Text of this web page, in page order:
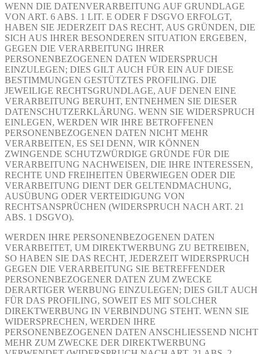
WENN DIE DATENVERARBEITUNG AUF GRUNDLAGE
VON ART. 6 ABS. 1 LIT. E ODER F DSGVO ERFOLGT,
HABEN SIE JEDERZEIT DAS RECHT, AUS GRÜNDEN, DIE
SICH AUS IHRER BESONDEREN SITUATION ERGEBEN,
GEGEN DIE VERARBEITUNG IHRER
PERSONENBEZOGENEN DATEN WIDERSPRUCH
EINZULEGEN; DIES GILT AUCH FÜR EIN AUF DIESE
BESTIMMUNGEN GESTÜTZTES PROFILING. DIE
JEWEILIGE RECHTSGRUNDLAGE, AUF DENEN EINE
VERARBEITUNG BERUHT, ENTNEHMEN SIE DIESER
DATENSCHUTZERKLÄRUNG. WENN SIE WIDERSPRUCH
EINLEGEN, WERDEN WIR IHRE BETROFFENEN
PERSONENBEZOGENEN DATEN NICHT MEHR
VERARBEITEN, ES SEI DENN, WIR KÖNNEN
ZWINGENDE SCHUTZWÜRDIGE GRÜNDE FÜR DIE
VERARBEITUNG NACHWEISEN, DIE IHRE INTERESSEN,
RECHTE UND FREIHEITEN ÜBERWIEGEN ODER DIE
VERARBEITUNG DIENT DER GELTENDMACHUNG,
AUSÜBUNG ODER VERTEIDIGUNG VON
RECHTSANSPRÜCHEN (WIDERSPRUCH NACH ART. 21
ABS. 1 DSGVO).
WERDEN IHRE PERSONENBEZOGENEN DATEN
VERARBEITET, UM DIREKTWERBUNG ZU BETREIBEN,
SO HABEN SIE DAS RECHT, JEDERZEIT WIDERSPRUCH
GEGEN DIE VERARBEITUNG SIE BETREFFENDER
PERSONENBEZOGENER DATEN ZUM ZWECKE
DERARTIGER WERBUNG EINZULEGEN; DIES GILT AUCH
FÜR DAS PROFILING, SOWEIT ES MIT SOLCHER
DIREKTWERBUNG IN VERBINDUNG STEHT. WENN SIE
WIDERSPRECHEN, WERDEN IHRE
PERSONENBEZOGENEN DATEN ANSCHLIESSEND NICHT
MEHR ZUM ZWECKE DER DIREKTWERBUNG